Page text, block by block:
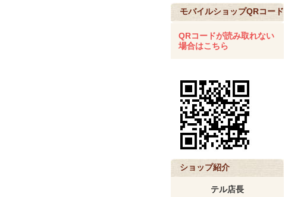
モバイルショップQRコード
QRコードが読み取れない
場合はこちら
ショップ紹介
テル店長